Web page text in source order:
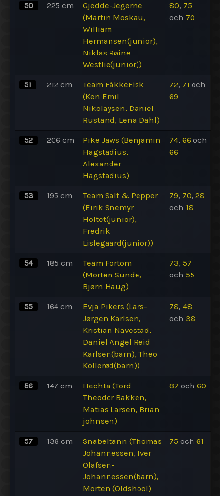
50 225 cm
Gjedde-Jegerne
(Martin Moskau,
William
Hermansen(junior),
Niklas Røine
Westlie(junior))
80, 75
och 70
51 212 cm
Team FåkkeFisk
(Ken Emil
Nikolaysen, Daniel
Rustand, Lena Dahl)
72, 71 och
69
52 206 cm
Pike Jaws (Benjamin
Hagstadius,
Alexander
Hagstadius)
74, 66 och
66
53 195 cm
Team Salt & Pepper
(Eirik Snemyr
Holtet(junior),
Fredrik
Lislegaard(junior))
79, 70, 28
och 18
54 185 cm
Team Fortom
(Morten Sunde,
Bjørn Haug)
73, 57
och 55
55 164 cm
Evja Pikers (Lars-
Jørgen Karlsen,
Kristian Navestad,
Daniel Angel Reid
Karlsen(barn), Theo
Kollerød(barn))
78, 48
och 38
56 147 cm
Hechta (Tord
Theodor Bakken,
Matias Larsen, Brian
johnsen)
87 och 60
57 136 cm
Snabeltann (Thomas
Johannessen, Iver
Olafsen-
Johannessen(barn),
Morten (Oldshool)
75 och 61